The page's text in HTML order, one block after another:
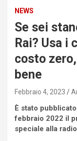
NEWS
Se sei
Rai? Usa i
costo
bene
Febbraio 4, 2023
È stato
febbraio 2022 il
speciale alla